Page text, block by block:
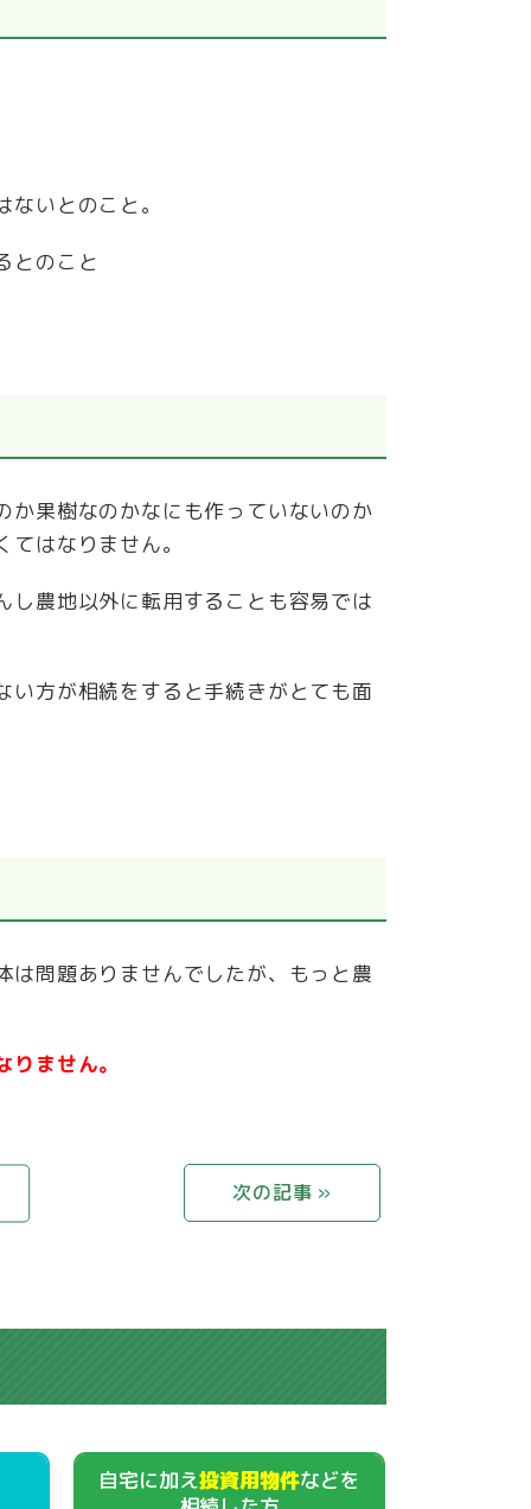
いとのこと。
とのこと
か果樹なのかなにも作っていないのか
はなりません。
し農地以外に転用することも容易では
い方が相続をすると手続きがとても面
は問題ありませんでしたが、もっと農
ません。
次の記事 »
自宅に加え投資用物件などを